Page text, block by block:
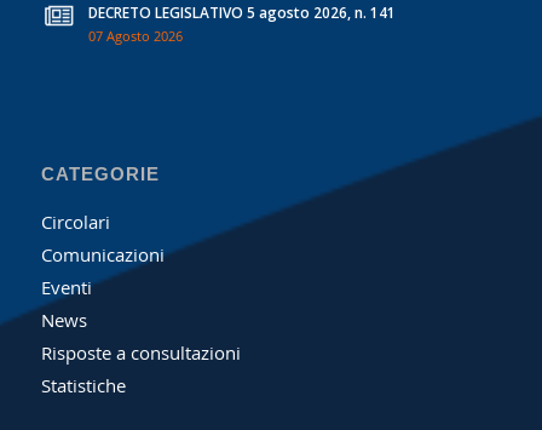
DECRETO LEGISLATIVO 5 agosto 2026, n. 141
07 Agosto 2026
CATEGORIE
Circolari
Comunicazioni
Eventi
News
Risposte a consultazioni
Statistiche